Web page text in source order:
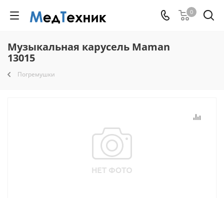
0
Музыкальная карусель Maman
13015
Погремушки